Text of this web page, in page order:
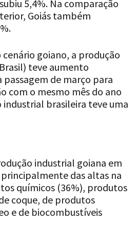
5,4%. Na comparação
Goiás também
goiano, a produção
teve aumento
passagem de março para
com o mesmo mês do ano
brasileira teve uma
industrial goiana em
das altas na
químicos (36%), produtos
coque, de produtos
e de biocombustíveis